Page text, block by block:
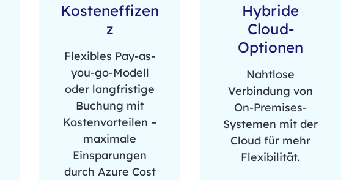
Kosteneffizen
z
Flexibles Pay-as-
you-go-Modell
oder langfristige
Buchung mit
Kostenvorteilen –
maximale
Einsparungen
durch Azure Cost
Hybride
Cloud-
Optionen
Nahtlose
Verbindung von
On-Premises-
Systemen mit der
Cloud für mehr
Flexibilität.